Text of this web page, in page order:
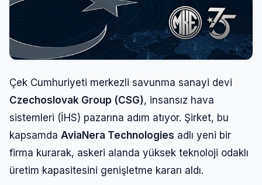
Çek Cumhuriyeti merkezli savunma sanayi devi
Czechoslovak Group (CSG), insansız hava
sistemleri (İHS) pazarına adım atıyor. Şirket, bu
kapsamda AviaNera Technologies adlı yeni bir
firma kurarak, askeri alanda yüksek teknoloji odaklı
üretim kapasitesini genişletme kararı aldı.